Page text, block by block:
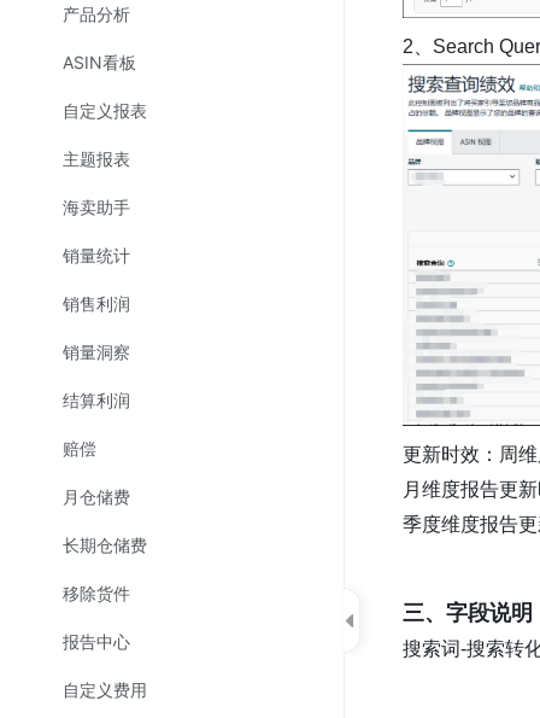
2、Search
更新时效：周
月维度报告更
季度维度报告
三、字段说明
搜索词-搜索转
产品分析
ASIN看板
自定义报表
主题报表
海卖助手
销量统计
销售利润
销量洞察
结算利润
赔偿
月仓储费
长期仓储费
移除货件
报告中心
自定义费用